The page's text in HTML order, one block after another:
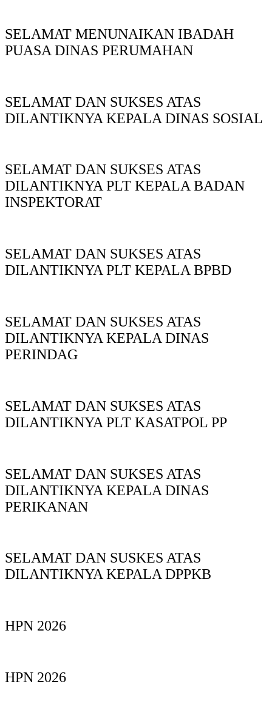
SELAMAT MENUNAIKAN IBADAH
PUASA DINAS PERUMAHAN
SELAMAT DAN SUKSES ATAS
DILANTIKNYA KEPALA DINAS SOSIAL
SELAMAT DAN SUKSES ATAS
DILANTIKNYA PLT KEPALA BADAN
INSPEKTORAT
SELAMAT DAN SUKSES ATAS
DILANTIKNYA PLT KEPALA BPBD
SELAMAT DAN SUKSES ATAS
DILANTIKNYA KEPALA DINAS
PERINDAG
SELAMAT DAN SUKSES ATAS
DILANTIKNYA PLT KASATPOL PP
SELAMAT DAN SUKSES ATAS
DILANTIKNYA KEPALA DINAS
PERIKANAN
SELAMAT DAN SUSKES ATAS
DILANTIKNYA KEPALA DPPKB
HPN 2026
HPN 2026